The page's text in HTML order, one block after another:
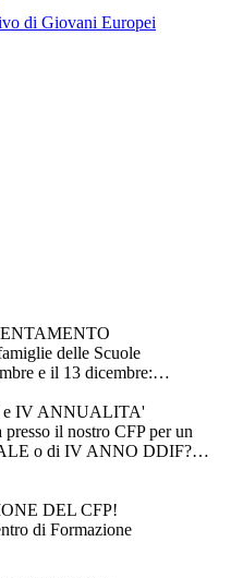
di Giovani Europei
delle Scuole
e il 13 dicembre:…
e IV ANNUALITA'
il nostro CFP per un
o di IV ANNO DDIF?…
DEL CFP!
di Formazione